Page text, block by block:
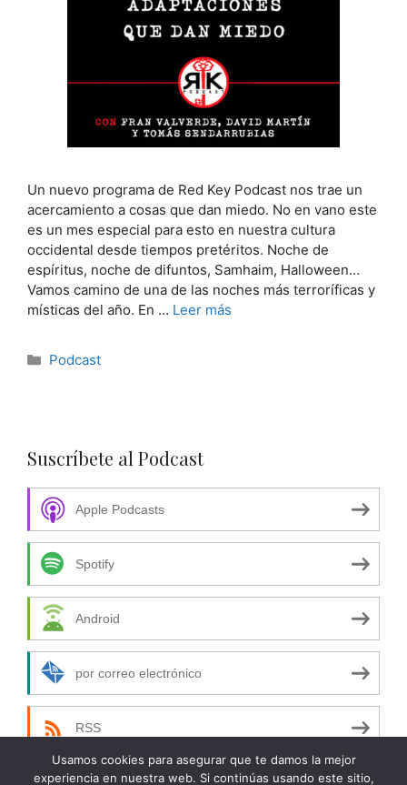
Un nuevo programa de Red Key Podcast nos trae un
acercamiento a cosas que dan miedo. No en vano este
es un mes especial para esto en nuestra cultura
occidental desde tiempos pretéritos. Noche de
espíritus, noche de difuntos, Samhaim, Halloween…
Vamos camino de una de las noches más terroríficas y
místicas del año. En … Leer más
Categorías
Podcast
Suscríbete al Podcast
Apple Podcasts
Spotify
Android
por correo electrónico
RSS
Usamos cookies para asegurar que te damos la mejor
experiencia en nuestra web. Si continúas usando este sitio,